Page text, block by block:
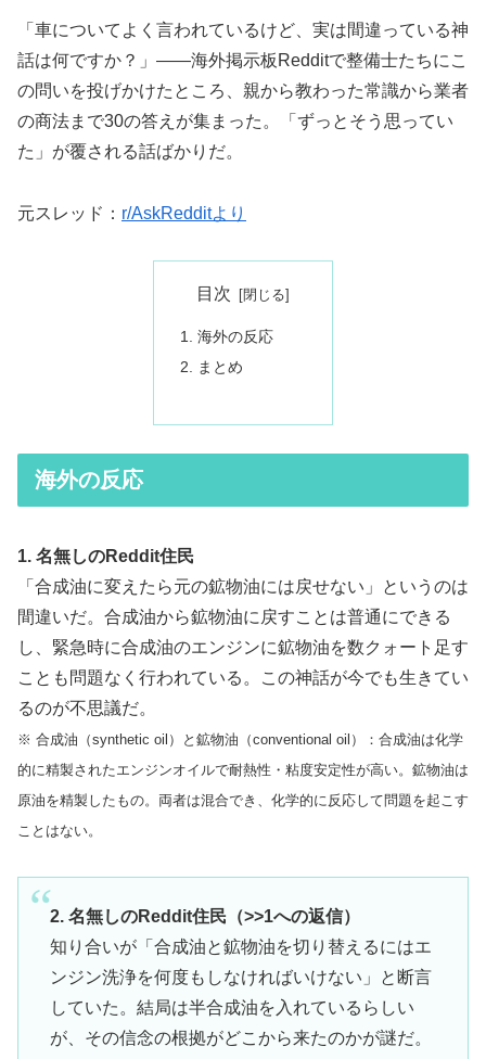
「車についてよく言われているけど、実は間違っている神
話は何ですか？」——海外掲示板Redditで整備士たちにこ
の問いを投げかけたところ、親から教わった常識から業者
の商法まで30の答えが集まった。「ずっとそう思ってい
た」が覆される話ばかりだ。
元スレッド： r/AskRedditより
目次
海外の反応
まとめ
海外の反応
1. 名無しのReddit住民
「合成油に変えたら元の鉱物油には戻せない」というのは
間違いだ。合成油から鉱物油に戻すことは普通にできる
し、緊急時に合成油のエンジンに鉱物油を数クォート足す
ことも問題なく行われている。この神話が今でも生きてい
るのが不思議だ。
※ 合成油（synthetic oil）と鉱物油（conventional oil）：合成油は化学
的に精製されたエンジンオイルで耐熱性・粘度安定性が高い。鉱物油は
原油を精製したもの。両者は混合でき、化学的に反応して問題を起こす
ことはない。
2. 名無しのReddit住民（>>1への返信）
知り合いが「合成油と鉱物油を切り替えるにはエ
ンジン洗浄を何度もしなければいけない」と断言
していた。結局は半合成油を入れているらしい
が、その信念の根拠がどこから来たのかが謎だ。